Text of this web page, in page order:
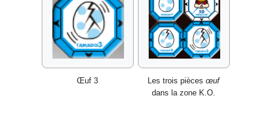
Œuf 3 Les trois pièces œuf
dans la zone K.O.